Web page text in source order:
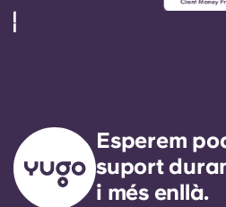
Esperem
suport
i més enllà.